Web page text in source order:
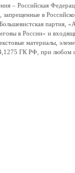
– Российская
запрещенные в
партия,
в России» и
материалы,
ГК РФ, при любом